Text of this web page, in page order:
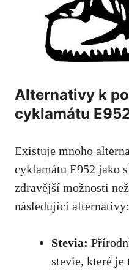
Alternativy k
cyklamátu
Existuje mnoho
cyklamátu E952 jako
zdravější možnosti
následující alternativy:
Stevia:
stevie, které je